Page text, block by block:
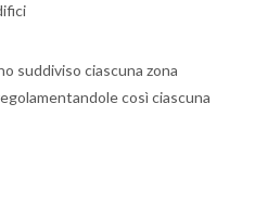
suddiviso ciascuna zona
così ciascuna